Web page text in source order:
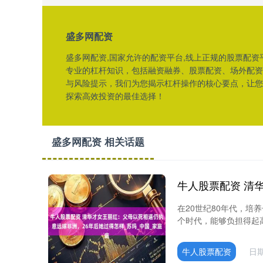
盛多网配资
盛多网配资,国家允许的配资平台,线上正规的股票配
专业的杠杆知识，包括融资融券、股票配资、场外配
与风险提示，我们为您揭示杠杆操作的核心要点，让
探索高效投资的最佳选择！
盛多网配资 相关话题
在20世纪80年代，培
个时代，能够负担得
牛人股票配资 日